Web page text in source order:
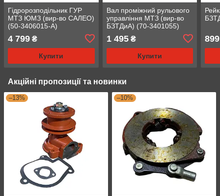
Гідророзподільник ГУР
МТЗ ЮМЗ (вир-во САЛЕО)
(50-3406015-А)
4 799 ₴
Купити
Вал проміжний рульового
управління МТЗ (вир-во
БЗТДиА) (70-3401055)
1 495₴
Купити
899
Акційні пропозиції та новинки
–13% –10%